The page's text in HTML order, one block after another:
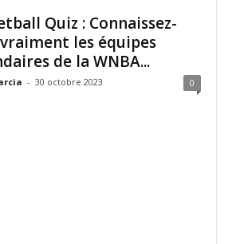
Quiz : Connaissez-
les équipes
de la WNBA...
- 30 octobre 2023 0